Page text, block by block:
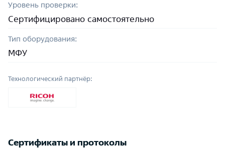
Уровень проверки:
Сертифицировано самостоятельно
Тип оборудования:
МФУ
Технологический партнёр:
Сертификаты и протоколы